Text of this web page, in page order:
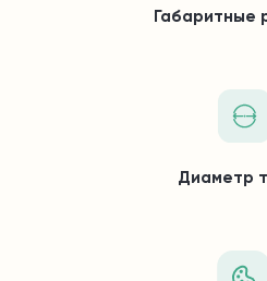
Габаритные
Диаметр